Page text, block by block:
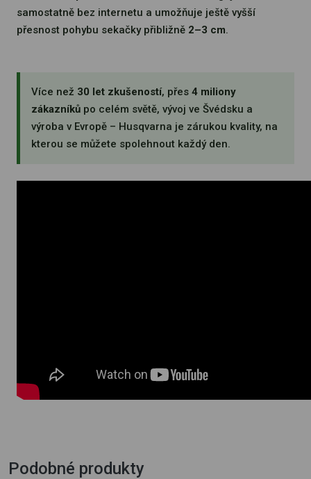
samostatně bez internetu a umožňuje ještě vyšší
přesnost pohybu sekačky přibližně 2–3 cm.
Více než 30 let zkušeností, přes 4 miliony
zákazníků po celém světě, vývoj ve Švédsku a
výroba v Evropě – Husqvarna je zárukou kvality, na
kterou se můžete spolehnout každý den.
Podobné produkty